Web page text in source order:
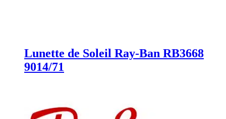
Lunette de Soleil Ray-Ban RB3668
9014/71